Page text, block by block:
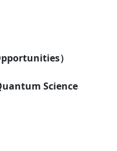
）
Science